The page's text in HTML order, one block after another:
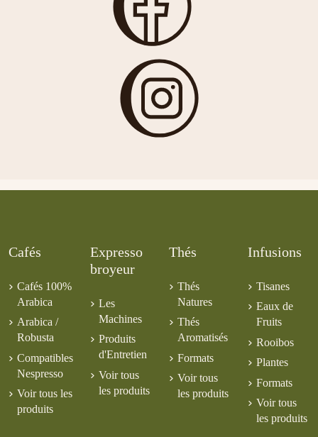
Cafés
Cafés 100%
Arabica
Arabica /
Robusta
Compatibles
Nespresso
Voir tous les
produits
Expresso
broyeur
Les
Machines
Produits
d'Entretien
Voir tous
les produits
Thés
Thés
Natures
Thés
Aromatisés
Formats
Voir tous
les produits
Infusions
Tisanes
Eaux de
Fruits
Rooibos
Plantes
Formats
Voir tous
les produits